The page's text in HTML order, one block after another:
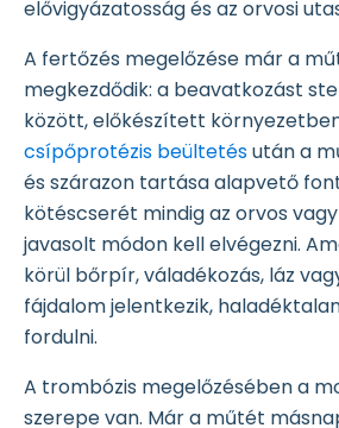
elővigyázatosság és az orvosi
A fertőzés megelőzése már a
megkezdődik: a beavatkozást
között, előkészített
csípőprotézis beültetésután a
és szárazon tartása alapvető
kötéscserét mindig az orvos
javasolt módon kell elvégezni.
körül bőrpír, váladékozás, láz
fájdalom jelentkezik,
fordulni.
A trombózis megelőzésében a
szerepe van. Már a műtét